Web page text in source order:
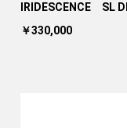
IRIDESCENCE SL
￥330,000